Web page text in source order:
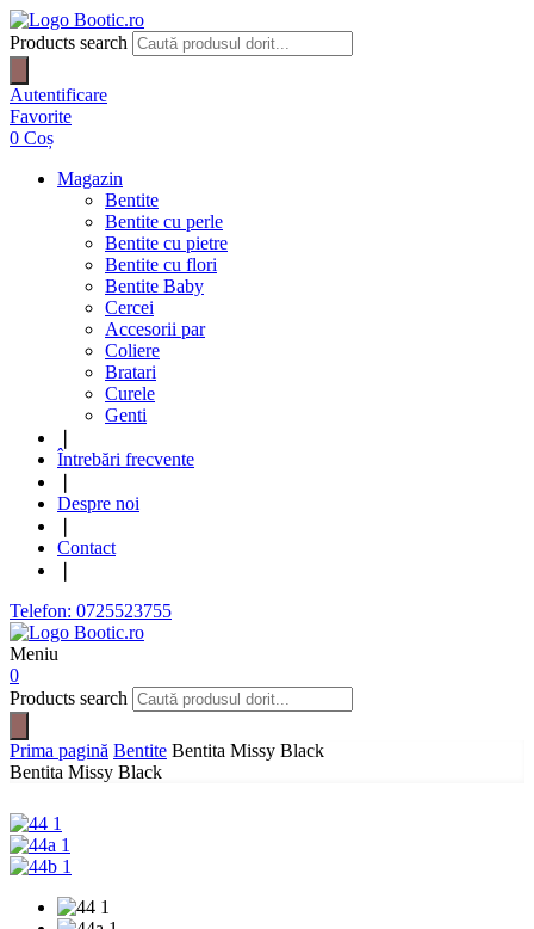
Products search
Autentificare
Favorite
0 Coș
Magazin
Bentite
Bentite cu perle
Bentite cu pietre
Bentite cu flori
Bentite Baby
Cercei
Accesorii par
Coliere
Bratari
Curele
Genti
Întrebări frecvente
Despre noi
Contact
Telefon: 0725523755
Meniu
0
Products search
Prima pagină Bentite Bentita Missy Black
Bentita Missy Black